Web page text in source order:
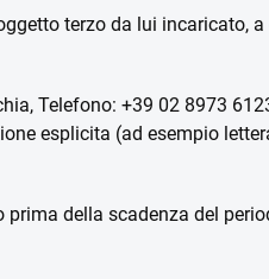
terzo da lui incaricato,
Telefono: +39 02 8973
esplicita (ad esempio
prima della scadenza del